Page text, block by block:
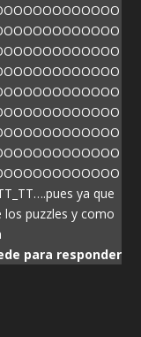
ya que
puzzles y como
para responder